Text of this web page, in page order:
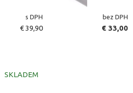
s DPH bez DPH
€ 39,90 € 33,00
SKLADEM